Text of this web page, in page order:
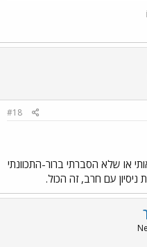
#18
או שלא הסברתי ברור-התכוונתי
ניסיון עם חרב, זה הכול.